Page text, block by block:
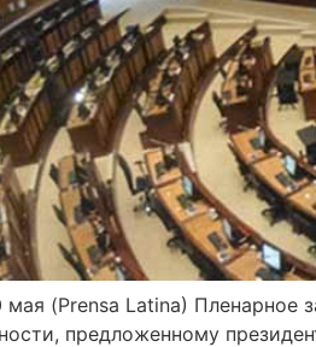
мая (Prensa Latina) Пленарное
предложенному